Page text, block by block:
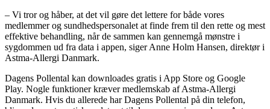
– Vi tror og håber, at det vil gøre det lettere for både vores
medlemmer og sundhedspersonalet at finde frem til den rette og mest
effektive behandling, når de sammen kan gennemgå mønstre i
sygdommen ud fra data i appen, siger Anne Holm Hansen, direktør i
Astma-Allergi Danmark.
Dagens Pollental kan downloades gratis i App Store og Google
Play. Nogle funktioner kræver medlemskab af Astma-Allergi
Danmark. Hvis du allerede har Dagens Pollental på din telefon,